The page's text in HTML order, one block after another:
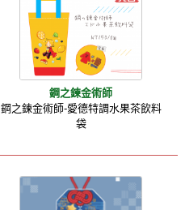
鋼之鍊金術師
鋼之鍊金術師-愛德特調水果茶飲料
袋